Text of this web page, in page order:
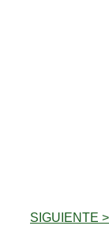
SIGUIENTE >